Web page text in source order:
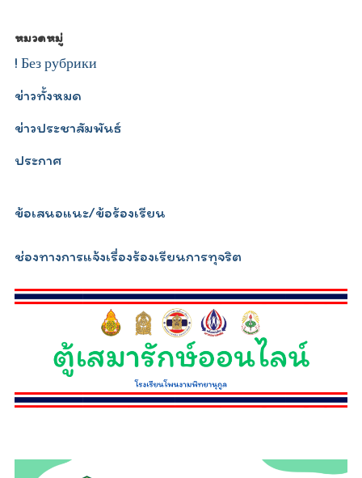
หมวดหมู่
! Без рубрики
ข่าวทั้งหมด
ข่าวประชาสัมพันธ์
ประกาศ
ข้อเสนอแนะ/ข้อร้องเรียน
ช่องทางการแจ้งเรื่องร้องเรียนการทุจริต